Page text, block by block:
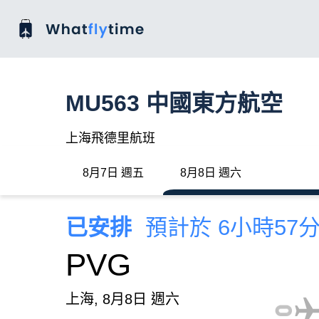
MU563 中國東方航空
上海飛德里航班
8月7日 週五 8月8日 週六
已安排 預計於 6小時57
PVG
上海, 8月8日 週六